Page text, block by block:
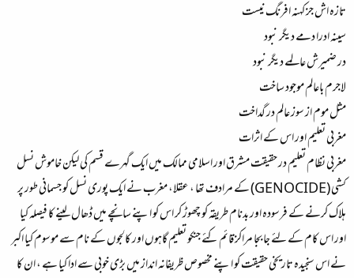
تازہ اش جز کہنہ افرنگ نیست
سینہ ادرا دمے دیگر نبود
در ضمیرش عالمے دیگر نبود
لاجرم باعالم موجود ساخت
مثل موم از سوز عالم در گداخت
مغربی تعلیم اور اس کے اثرات
مغربی نظام تعلیم در حقیقت مشرق اور اسلامی ممالک میں ایک گہرے قسم کی لیکن خاموش نسل
کشی (GENOCIDE) کے مرادف تھا ، عقلا، مغرب نے ایک پوری نسل کو جسمانی طور پر
ہلاک کرنے کے فرسودہ اور بدنام طریقہ کو چھوڑ کر اس کو اپنے سانچے میں ڈھال لینے کا فیصلہ کیا
اور اس کام کے لئے جا بجا مراکز قائم کئے جنکو تعلیم گاہوں اور کالجوں کے نام سے موسوم کیا اکبر
نے اس سنجیدہ تاریخی حقیقت کو اپنے مخصوص ظریفانہ انداز میں بڑی خوبی سے ادا کیا ہے ، ان کا